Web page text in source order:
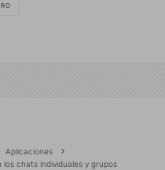
Aplicaciones
chats individuales y grupos